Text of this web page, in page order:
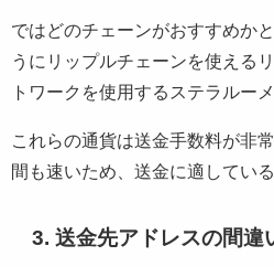
ではどのチェーンがおすすめか
うにリップルチェーンを使える
トワークを使用するステラルー
これらの通貨は送金手数料が非
間も速いため、送金に適してい
3. 送金先アドレスの間違